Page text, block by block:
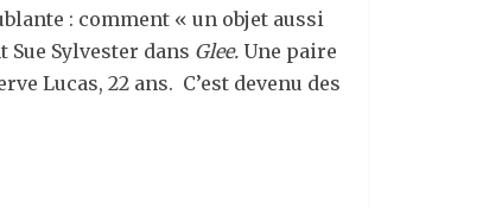
: comment « un objet aussi
Sylvester dans Glee. Une paire
Lucas, 22 ans. C’est devenu des